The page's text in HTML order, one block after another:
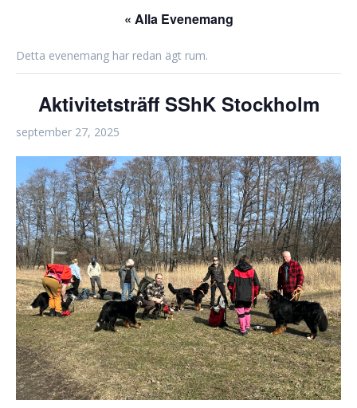
« Alla Evenemang
Detta evenemang har redan ägt rum.
Aktivitetsträff SShK Stockholm
september 27, 2025